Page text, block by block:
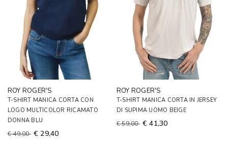
ROY ROGER'S
T-SHIRT MANICA CORTA CON
LOGO MULTICOLOR RICAMATO
DONNA BLU
€ 49,00 € 29,40
ROY ROGER'S
T-SHIRT MANICA CORTA IN JERSEY
DI SUPIMA UOMO BEIGE
€ 59,00 € 41,30